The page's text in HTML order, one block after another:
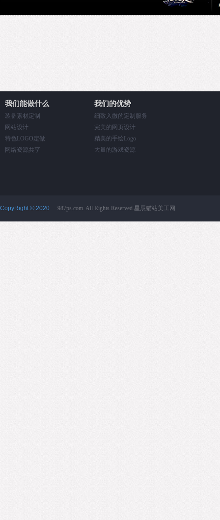
我们能做什么
装备素材定制
网站设计
特色LOGO定做
网络资源共享
我们的优势
细致入微的定制服务
完美的网页设计
精美的手绘Logo
大量的游戏资源
CopyRight © 2020 987ps.com. All Rights Reserved.星辰猫站美工网